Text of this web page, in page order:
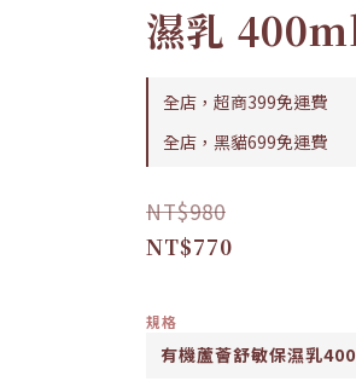
濕乳
全店，超商399免運費
全店，黑貓699免運費
NT$980
NT$770
規格